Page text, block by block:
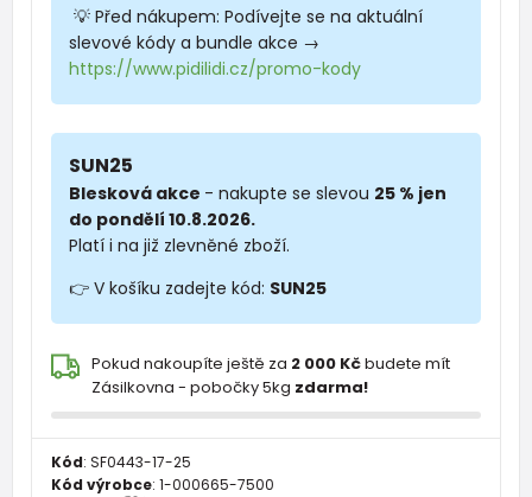
💡 Před nákupem: Podívejte se na aktuální
slevové kódy a bundle akce →
https://www.pidilidi.cz/promo-kody
SUN25
Blesková akce - nakupte se slevou 25 % jen
do pondělí 10.8.2026.
Platí i na již zlevněné zboží.
👉 V košíku zadejte kód: SUN25
Pokud nakoupíte ještě za 2 000 Kčbudete mít
Zásilkovna - pobočky 5kg zdarma!
Kód: SF0443-17-25
Kód výrobce: 1-000665-7500